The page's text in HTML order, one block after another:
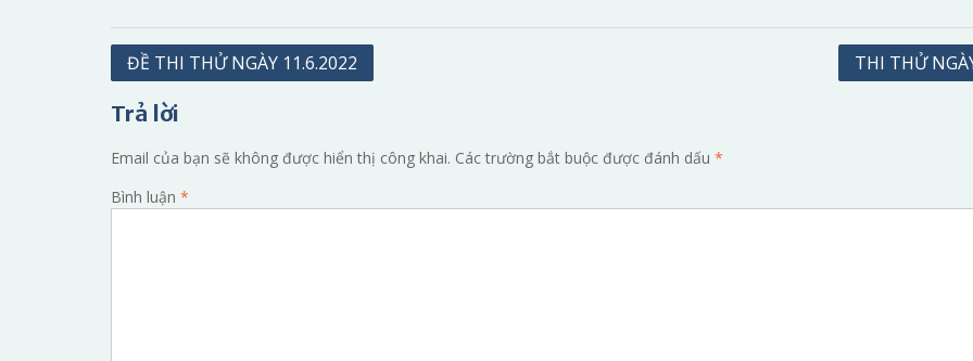
Điều
bài
viết
ĐỀ THI THỬ NGÀY 11.6.2022 THI THỬ
Trả lời
Email của bạn sẽ không được hiển thị công khai. Các trường bắt buộc được đánh dấu *
Bình luận *